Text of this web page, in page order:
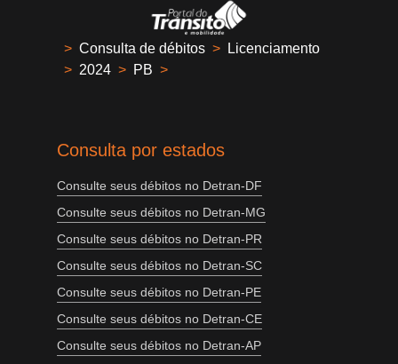
> Consulta de débitos >
Licenciamento
> 2024 > PB >
Consulta por estados
Consulte seus débitos no Detran-DF
Consulte seus débitos no Detran-MG
Consulte seus débitos no Detran-PR
Consulte seus débitos no Detran-SC
Consulte seus débitos no Detran-PE
Consulte seus débitos no Detran-CE
Consulte seus débitos no Detran-AP